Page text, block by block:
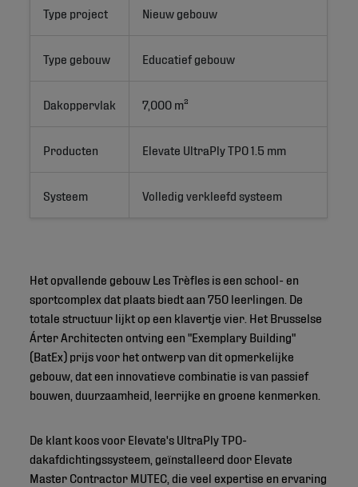
Type project Nieuw gebouw
Type gebouw Educatief gebouw
Dakoppervlak 7,000 m²
Producten Elevate UltraPly TPO 1.5 mm
Systeem Volledig verkleefd systeem
Het opvallende gebouw Les Trèfles is een school- en
sportcomplex dat plaats biedt aan 750 leerlingen. De
totale structuur lijkt op een klavertje vier. Het Brusselse
Árter Architecten ontving een "Exemplary Building"
(BatEx) prijs voor het ontwerp van dit opmerkelijke
gebouw, dat een innovatieve combinatie is van passief
bouwen, duurzaamheid, leerrijke en groene kenmerken.
De klant koos voor Elevate's UltraPly TPO-
dakafdichtingssysteem, geïnstalleerd door Elevate
Master Contractor MUTEC, die veel expertise en ervaring